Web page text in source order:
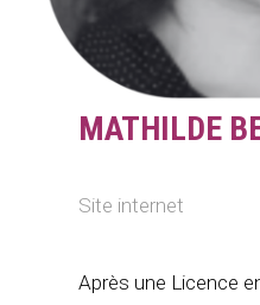
MATHILDE
Site internet
Après une Licence